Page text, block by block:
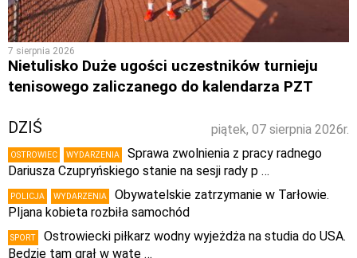
7 sierpnia 2026
Nietulisko Duże ugości uczestników turnieju
tenisowego zaliczanego do kalendarza PZT
piątek, 07 sierpnia 2026r.
DZIŚ
OSTROWIEC WYDARZENIA
Sprawa zwolnienia z pracy radnego
Dariusza Czupryńskiego stanie na sesji rady p …
POLICJA WYDARZENIA
Obywatelskie zatrzymanie w Tarłowie.
PIjana kobieta rozbiła samochód
SPORT
Ostrowiecki piłkarz wodny wyjeżdża na studia do USA.
Będzie tam grał w wate …